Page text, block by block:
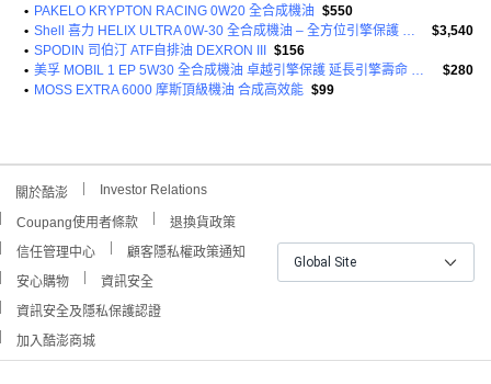
• PAKELO KRYPTON RACING 0W20 全合成機油 $550
•
Shell 喜力 HELIX ULTRA 0W-30 全合成機油 – 全方位引擎保護 提升燃油效率
$3,540
• SPODIN 司伯汀 ATF自排油 DEXRON III
$156
•
美孚 MOBIL 1 EP 5W30 全合成機油 卓越引擎保護 延長引擎壽命 適用多種車型
$280
• MOSS EXTRA 6000 摩斯頂級機油 合成高效能 $99
關於酷澎 Investor Relations
Coupang使用者條款
退換貨政策
信任管理中心
顧客隱私權政策通知
安心購物
資訊安全
資訊安全及隱私保護認證
加入酷澎商城
Global Site